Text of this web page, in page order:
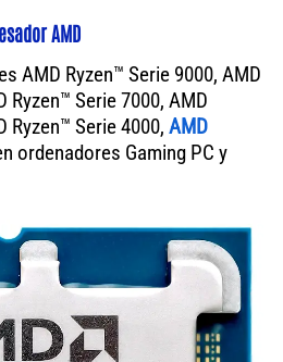
AMD
AMD Ryzen™ Serie 9000, AMD
Ryzen™ Serie 7000, AMD
Ryzen™ Serie 4000, AMD
ordenadores Gaming PC y